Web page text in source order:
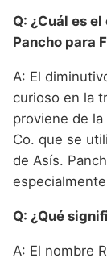
Q: ¿Cuál es
Pancho para
A: El
curioso en la
proviene de la
Co. que se
de Asís.
Q: ¿Qué
A: El nombre